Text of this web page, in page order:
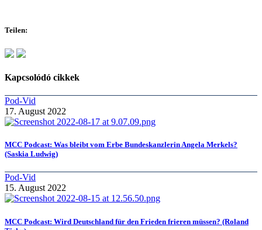
Teilen:
Kapcsolódó cikkek
Pod-Vid
17. August 2022
MCC Podcast: Was bleibt vom Erbe Bundeskanzlerin Angela Merkels?
(Saskia Ludwig)
Pod-Vid
15. August 2022
MCC Podcast: Wird Deutschland für den Frieden frieren müssen? (Roland